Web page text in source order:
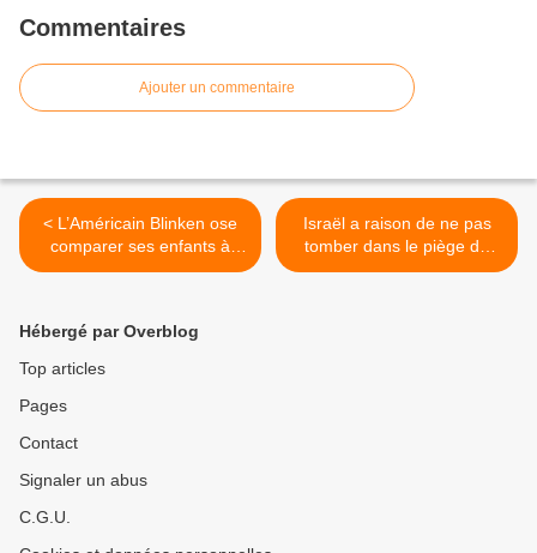
Commentaires
Ajouter un commentaire
< L’Américain Blinken ose
comparer ses enfants à
ceux des Gazaouis
Israël a raison de ne pas
tomber dans le piège du
“Cessez-le-feu” >
Hébergé par Overblog
Top articles
Pages
Contact
Signaler un abus
C.G.U.